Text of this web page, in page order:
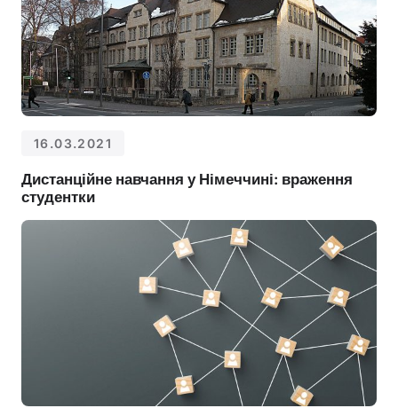
16.03.2021
Дистанційне навчання у Німеччині: враження
студентки